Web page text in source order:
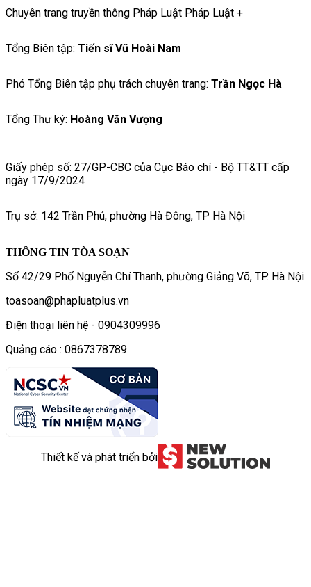
Chuyên trang truyền thông Pháp Luật Pháp Luật +
Tổng Biên tập: Tiến sĩ Vũ Hoài Nam
Phó Tổng Biên tập phụ trách chuyên trang: Trần Ngọc Hà
Tổng Thư ký: Hoàng Văn Vượng
Giấy phép số: 27/GP-CBC của Cục Báo chí - Bộ TT&TT cấp
ngày 17/9/2024
Trụ sở: 142 Trần Phú, phường Hà Đông, TP Hà Nội
THÔNG TIN TÒA SOẠN
Số 42/29 Phố Nguyễn Chí Thanh, phường Giảng Võ, TP. Hà Nội
toasoan@phapluatplus.vn
Điện thoại liên hệ - 0904309996
Quảng cáo : 0867378789
Thiết kế và phát triển bởi